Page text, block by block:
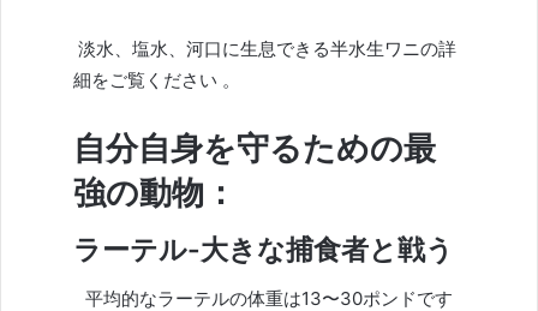
淡水、塩水、河口に生息できる半水生ワニの詳
細をご覧ください 。
自分自身を守るための最
強の動物：
ラーテル-大きな捕食者と戦う
平均的なラーテルの体重は13〜30ポンドです